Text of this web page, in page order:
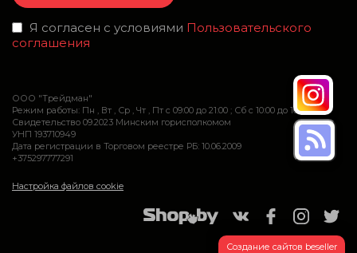
Я согласен с условиями Пользовательского
соглашения
ООО "Трейдман"
Режим работы: Пн , Вт , Ср , Чт , Пт c 09:00 до 21:00 ; Сб c 10:00 до 16:00
Свидетельство 09.2023 Минским горисполкомом
УНП 193710949
Дата регистрации в Торговом реестре РБ: 10.06.2009
+375297777291
Настройка файлов cookie
Создание сайтов beseller